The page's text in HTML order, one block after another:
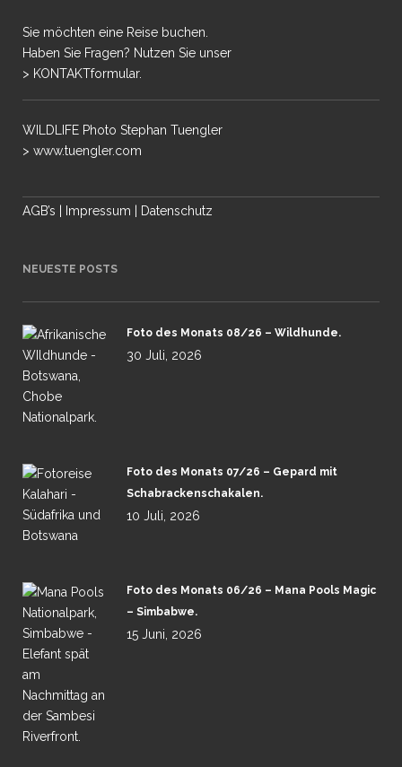
Sie möchten eine Reise buchen.
Haben Sie Fragen? Nutzen Sie unser
> KONTAKTformular.
WILDLIFE Photo Stephan Tuengler
> www.tuengler.com
AGB’s Impressum Datenschutz
NEUESTE POSTS
Foto des Monats 08/26 – Wildhunde.
30 Juli, 2026
Foto des Monats 07/26 – Gepard mit
Schabrackenschakalen.
10 Juli, 2026
Foto des Monats 06/26 – Mana Pools Magic
– Simbabwe.
15 Juni, 2026